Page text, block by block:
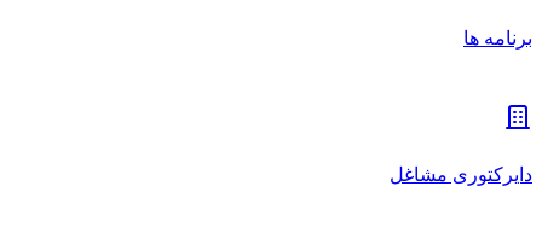
برنامه ها
دایرکتوری مشاغل